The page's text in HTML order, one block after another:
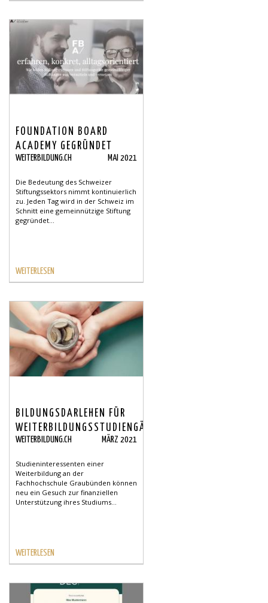
FOUNDATION BOARD
ACADEMY GEGRÜNDET
WEITERBILDUNG.CH MAI 2021
Die Bedeutung des Schweizer
Stiftungssektors nimmt kontinuierlich
zu. Jeden Tag wird in der Schweiz im
Schnitt eine gemeinnützige Stiftung
gegründet...
WEITERLESEN
BILDUNGSDARLEHEN FÜR
WEITERBILDUNGSSTUDIENGÄNGE
WEITERBILDUNG.CH MÄRZ 2021
Studieninteressenten einer
Weiterbildung an der
Fachhochschule Graubünden können
neu ein Gesuch zur finanziellen
Unterstützung ihres Studiums...
WEITERLESEN